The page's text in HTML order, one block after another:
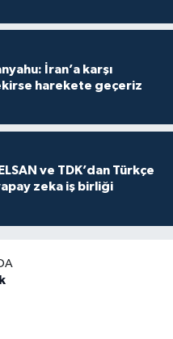
İran’a karşı
harekete geçeriz
ve TDK’dan Türkçe
zeka iş birliği